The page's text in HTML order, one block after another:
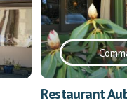
Restaurant